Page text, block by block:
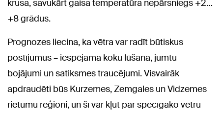
krusa, savukārt gaisa temperatūra nepārsniegs +2…
+8 grādus.
Prognozes liecina, ka vētra var radīt būtiskus
postījumus – iespējama koku lūšana, jumtu
bojājumi un satiksmes traucējumi. Visvairāk
apdraudēti būs Kurzemes, Zemgales un Vidzemes
rietumu reģioni, un šī var kļūt par spēcīgāko vētru